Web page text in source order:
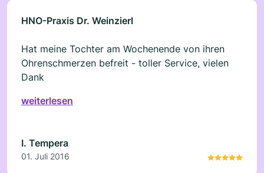
HNO-Praxis Dr. Weinzierl
Hat meine Tochter am Wochenende von ihren
Ohrenschmerzen befreit - toller Service, vielen
Dank
weiterlesen
I. Tempera
01. Juli 2016